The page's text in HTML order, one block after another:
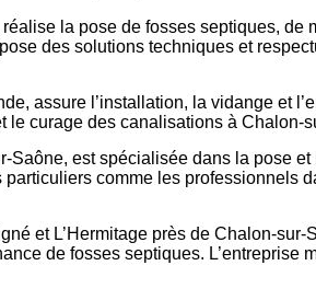
la pose de fosses septiques, de
des solutions techniques et
assure l’installation, la vidange et
le curage des canalisations à Chalon-
est spécialisée dans la pose et
comme les professionnels
et L’Hermitage près de Chalon-
de fosses septiques. L’entreprise